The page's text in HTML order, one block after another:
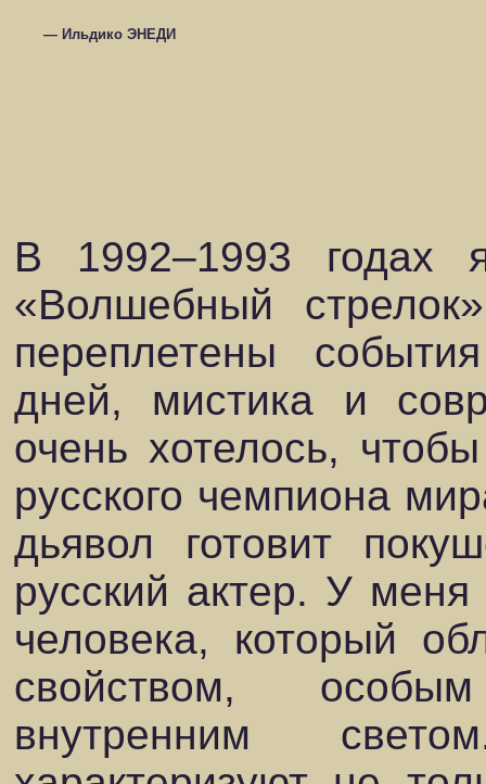
— Ильдико ЭНЕДИ
В 1992–1993 годах
«Волшебный
переплетены
дней, мистика и
очень хотелось,
русского чемпиона
дьявол готовит
русский актер. У
человека, который
свойством,
внутренним